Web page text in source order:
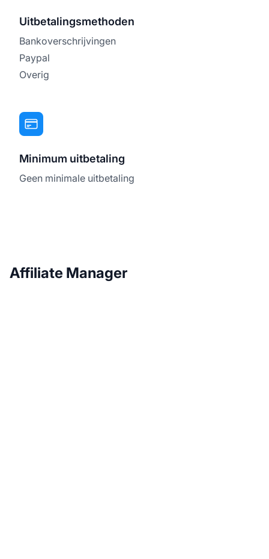
Uitbetalingsmethoden
Bankoverschrijvingen
Paypal
Overig
Minimum uitbetaling
Geen minimale uitbetaling
Affiliate Manager